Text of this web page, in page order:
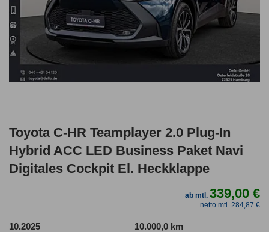
Toyota C-HR Teamplayer 2.0 Plug-In
Hybrid ACC LED Business Paket Navi
Digitales Cockpit El. Heckklappe
ab mtl.339,00 €
netto mtl. 284,87 €
10.2025 10.000,0 km